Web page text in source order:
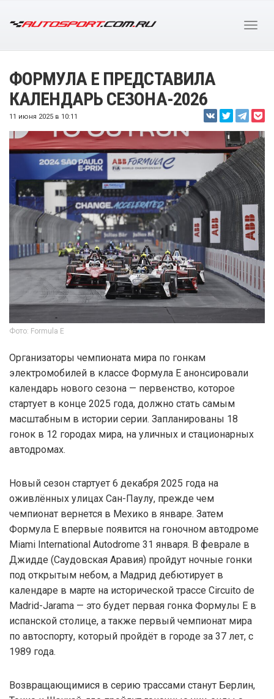
ФОРМУЛА Е ПРЕДСТАВИЛА
КАЛЕНДАРЬ СЕЗОНА-2026
11 июня 2025 в 10:11
Фото: Formula E
Организаторы чемпионата мира по гонкам
электромобилей в классе Формула Е анонсировали
календарь нового сезона — первенство, которое
стартует в конце 2025 года, должно стать самым
масштабным в истории серии. Запланированы 18
гонок в 12 городах мира, на уличных и стационарных
автодромах.
Новый сезон стартует 6 декабря 2025 года на
оживлённых улицах Сан-Паулу, прежде чем
чемпионат вернется в Мехико в январе. Затем
Формула E впервые появится на гоночном автодроме
Miami International Autodrome 31 января. В феврале в
Джидде (Саудовская Аравия) пройдут ночные гонки
под открытым небом, а Мадрид дебютирует в
календаре в марте на исторической трассе Circuito de
Madrid-Jarama — это будет первая гонка Формулы E в
испанской столице, а также первый чемпионат мира
по автоспорту, который пройдёт в городе за 37 лет, с
1989 года.
Возвращающимися в серию трассами станут Берлин,